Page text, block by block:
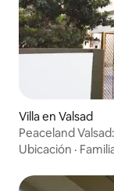
Villa en Valsad
Peaceland
ambiente de los
Ubicación ·